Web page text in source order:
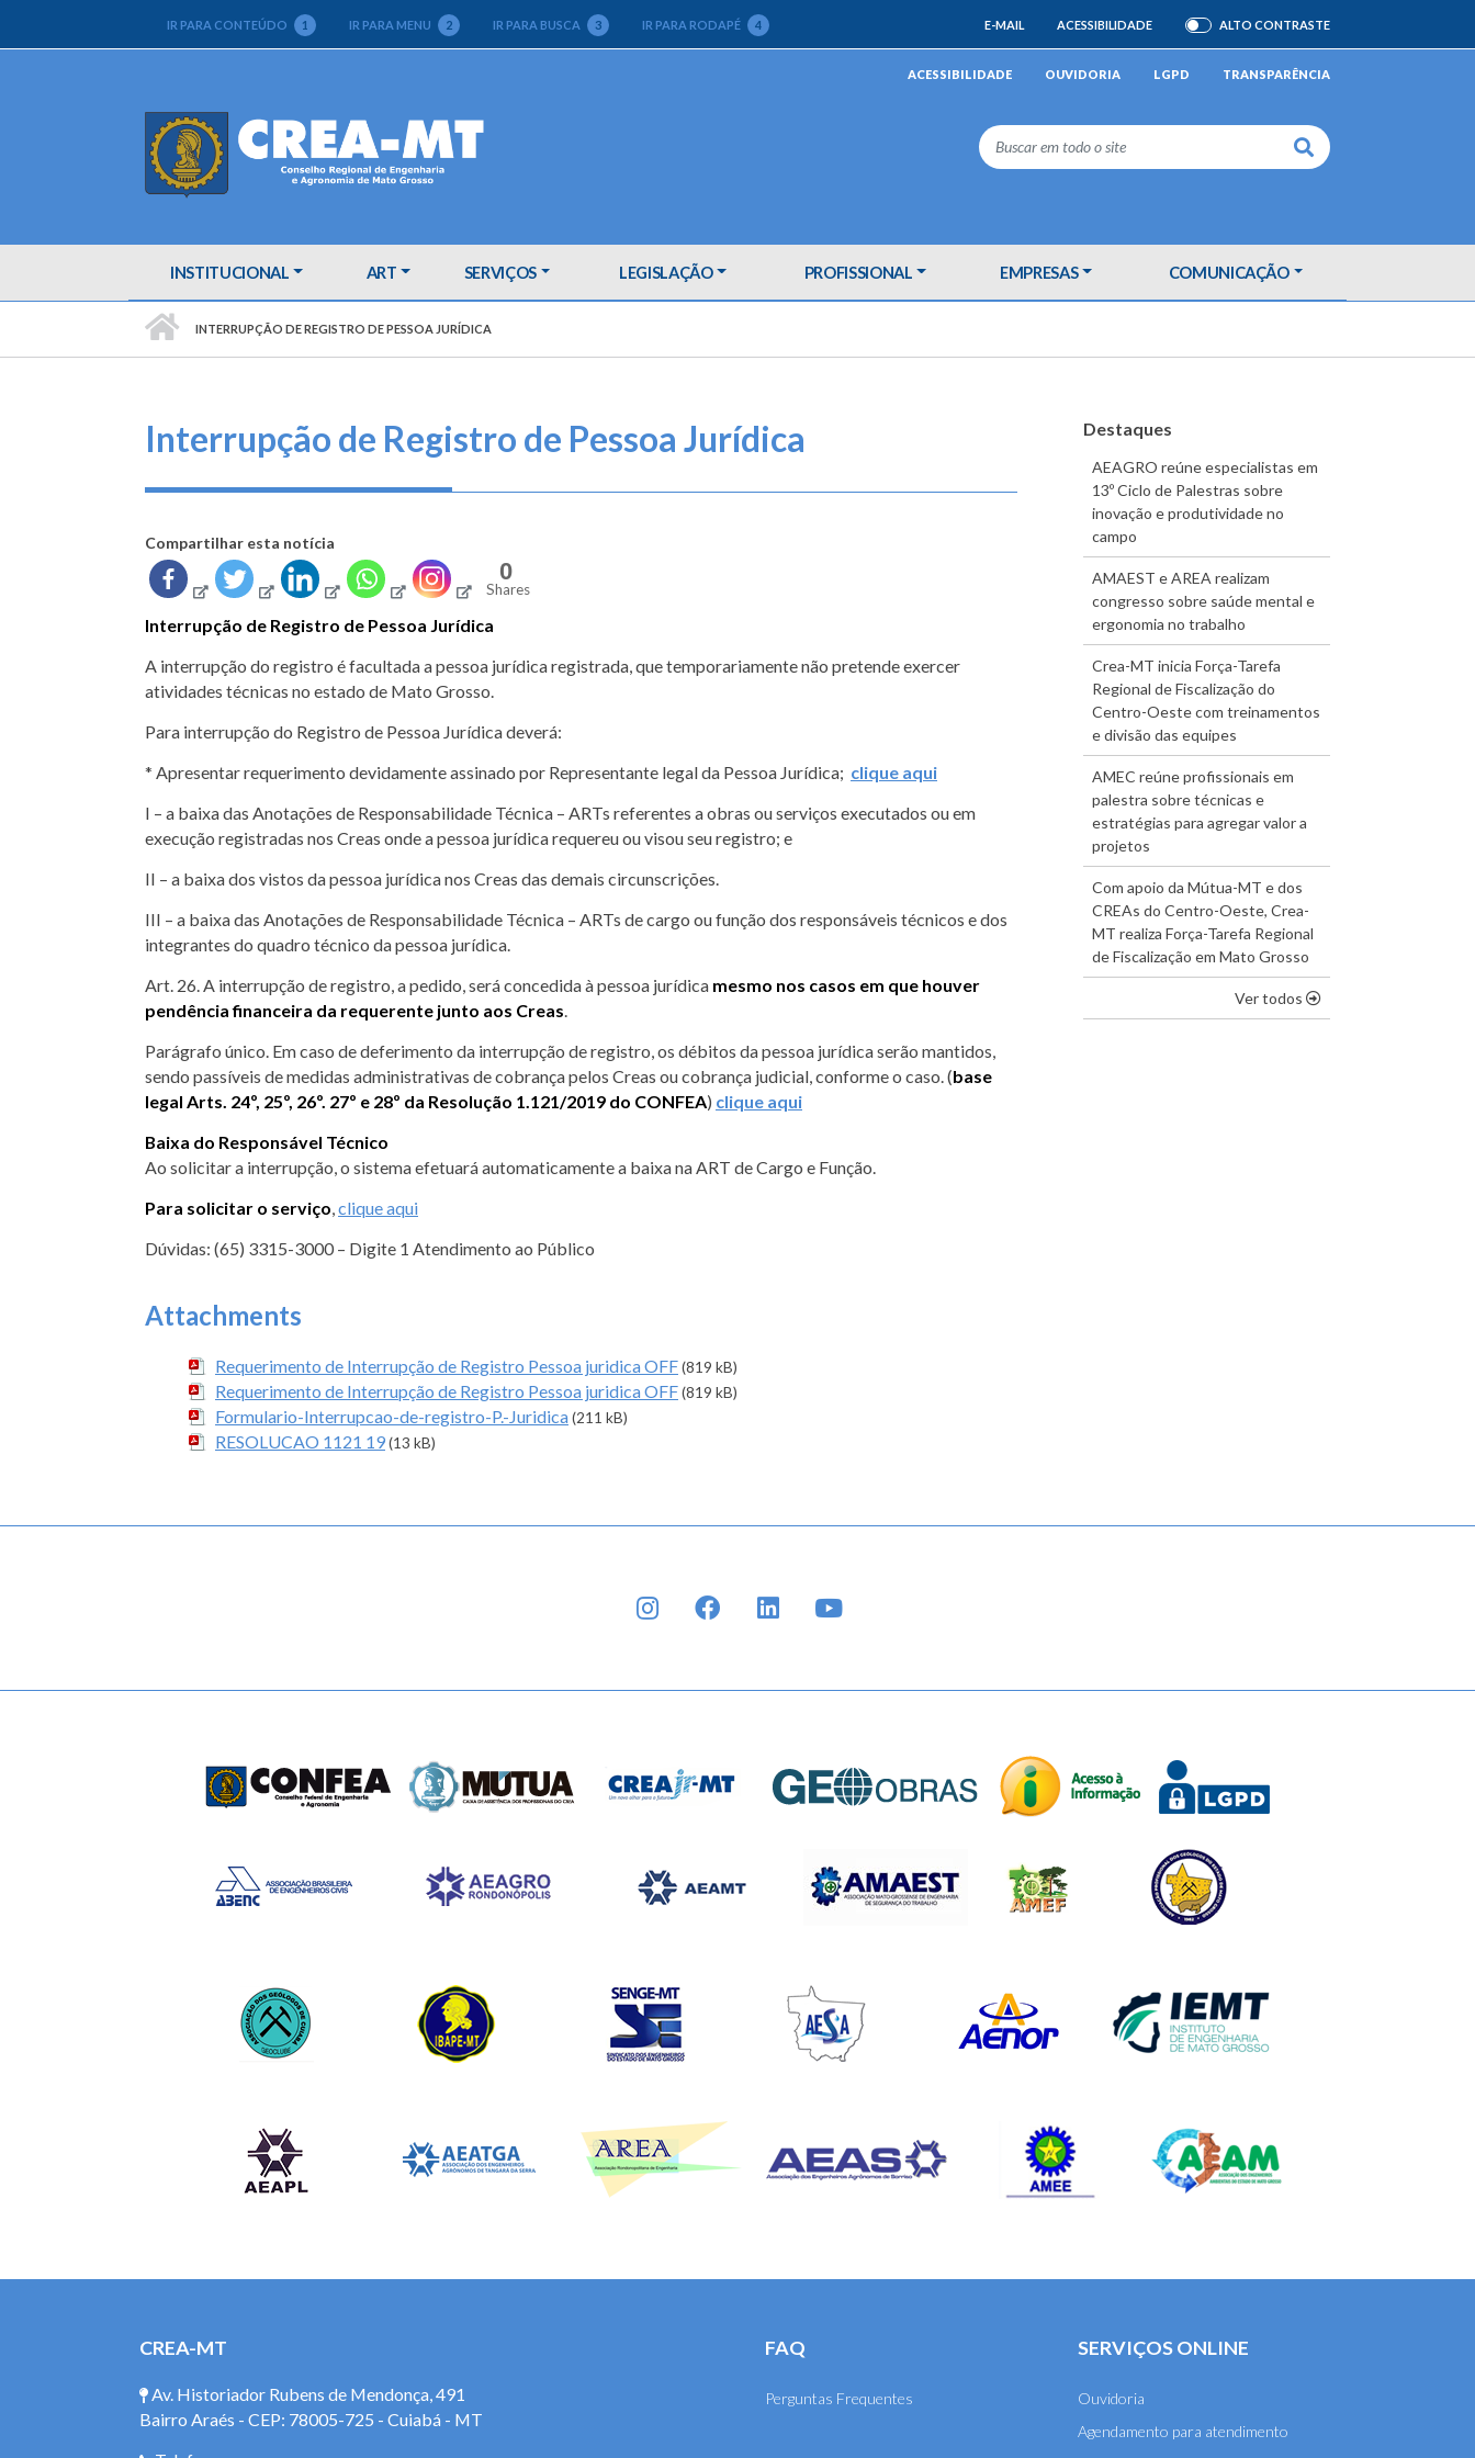
IR PARA CONTEÚDO 1 IR PARA MENU 2 IR PARA BUSCA 3 IR PARA RODAPÉ 4 E-MAIL ACESSIBILIDADE ATIVAR/DESATIVAR
ALTO CONTRASTE
ACESSIBILIDADE OUVIDORIA LGPD TRANSPARÊNCIA
Buscar
INSTITUCIONAL ART SERVIÇOS LEGISLAÇÃO PROFISSIONAL EMPRESAS COMUNICAÇÃO
INTERRUPÇÃO DE REGISTRO DE PESSOA JURÍDICA
Interrupção de Registro de Pessoa Jurídica
Compartilhar esta notícia
0
Shares
Interrupção de Registro de Pessoa Jurídica
A interrupção do registro é facultada a pessoa jurídica registrada, que temporariamente não pretende exercer
atividades técnicas no estado de Mato Grosso.
Para interrupção do Registro de Pessoa Jurídica deverá:
* Apresentar requerimento devidamente assinado por Representante legal da Pessoa Jurídica; clique aqui
I – a baixa das Anotações de Responsabilidade Técnica – ARTs referentes a obras ou serviços executados ou em
execução registradas nos Creas onde a pessoa jurídica requereu ou visou seu registro; e
II – a baixa dos vistos da pessoa jurídica nos Creas das demais circunscrições.
III – a baixa das Anotações de Responsabilidade Técnica – ARTs de cargo ou função dos responsáveis técnicos e dos
integrantes do quadro técnico da pessoa jurídica.
Art. 26. A interrupção de registro, a pedido, será concedida à pessoa jurídica mesmo nos casos em que houver
pendência financeira da requerente junto aos Creas.
Parágrafo único. Em caso de deferimento da interrupção de registro, os débitos da pessoa jurídica serão mantidos,
sendo passíveis de medidas administrativas de cobrança pelos Creas ou cobrança judicial, conforme o caso. (base
legal Arts. 24º, 25º, 26º. 27º e 28º da Resolução 1.121/2019 do CONFEA) clique aqui
Baixa do Responsável Técnico
Ao solicitar a interrupção, o sistema efetuará automaticamente a baixa na ART de Cargo e Função.
Para solicitar o serviço,clique aqui
Dúvidas: (65) 3315-3000 – Digite 1 Atendimento ao Público
Attachments
Requerimento de Interrupção de Registro Pessoa juridica OFF(819 kB)
Requerimento de Interrupção de Registro Pessoa juridica OFF(819 kB)
Formulario-Interrupcao-de-registro-P.-Juridica(211 kB)
RESOLUCAO 1121 19(13 kB)
Destaques
AEAGRO reúne especialistas em
13º Ciclo de Palestras sobre
inovação e produtividade no
campo
AMAEST e AREA realizam
congresso sobre saúde mental e
ergonomia no trabalho
Crea-MT inicia Força-Tarefa
Regional de Fiscalização do
Centro-Oeste com treinamentos
e divisão das equipes
AMEC reúne profissionais em
palestra sobre técnicas e
estratégias para agregar valor a
projetos
Com apoio da Mútua-MT e dos
CREAs do Centro-Oeste, Crea-
MT realiza Força-Tarefa Regional
de Fiscalização em Mato Grosso
Ver todos os destaques
INSTAGRAMFACEBOOKLINKEDIN
CREA-MT
Av. Historiador Rubens de Mendonça, 491
Bairro Araés - CEP: 78005-725 - Cuiabá - MT
FAQ
Perguntas Frequentes
SERVIÇOS ONLINE
Ouvidoria
Agendamento para atendimento